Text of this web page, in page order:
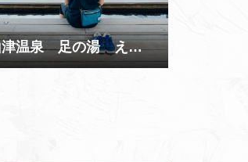
片山津温泉 足の湯 えんがわ